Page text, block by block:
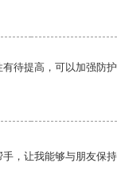
待提高，可以加强防
，让我能够与朋友保